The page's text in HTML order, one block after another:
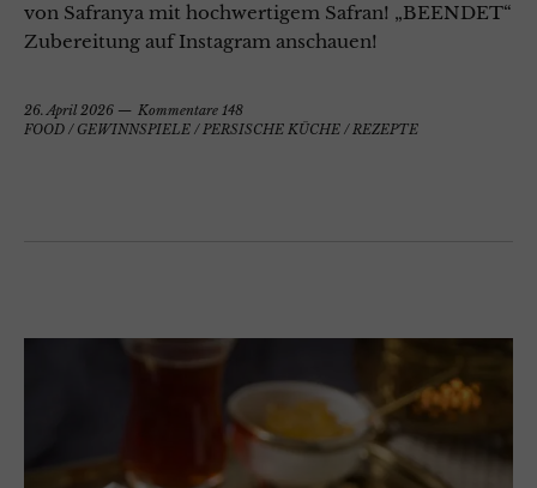
von Safranya mit hochwertigem Safran! „BEENDET“
Zubereitung auf Instagram anschauen!
26. April 2026
Kommentare 148
FOOD / GEWINNSPIELE / PERSISCHE KÜCHE / REZEPTE